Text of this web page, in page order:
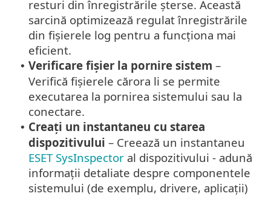
resturi din înregistrările șterse. Această
sarcină optimizează regulat înregistrările
din fișierele log pentru a funcționa mai
eficient.
• Verificare fișier la pornire sistem –
Verifică fișierele cărora li se permite
executarea la pornirea sistemului sau la
conectare.
• Creați un instantaneu cu starea
dispozitivului – Creează un instantaneu
ESET SysInspector al dispozitivului - adună
informații detaliate despre componentele
sistemului (de exemplu, drivere, aplicații)